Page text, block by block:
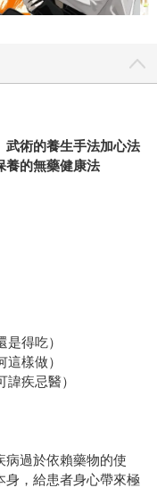
術的養生手法加心法
的無藥健康法
得吃）
樣做）
疾忌醫）
病過於依賴藥物的使
身，給患者身心帶來極